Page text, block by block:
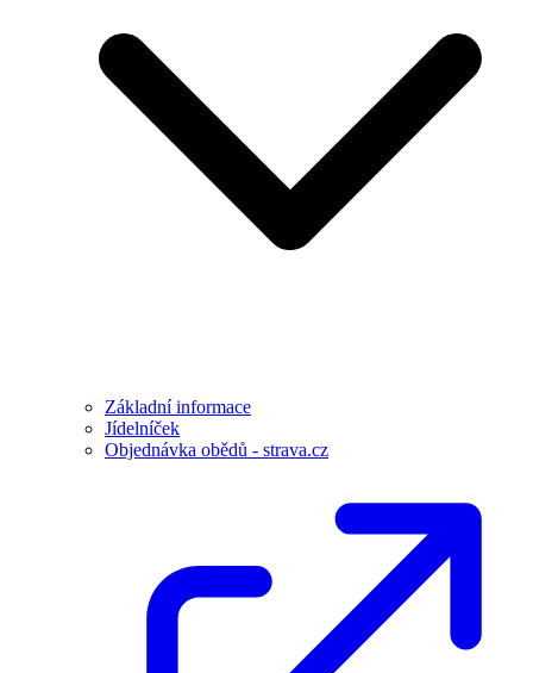
Základní informace
Jídelníček
Objednávka obědů - strava.cz